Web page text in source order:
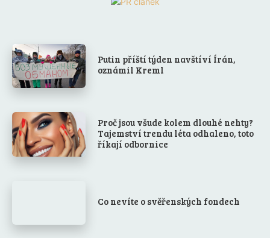
Putin příští týden navštíví Írán,
oznámil Kreml
Proč jsou všude kolem dlouhé nehty?
Tajemství trendu léta odhaleno, toto
říkají odbornice
Co nevíte o svěřenských fondech